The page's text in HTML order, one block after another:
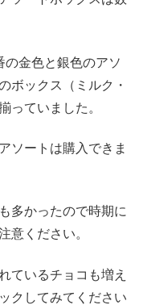
の金色と銀色のアソ
ボックス（ミルク・
っていました。
ソートは購入できま
多かったので時期に
意ください。
ているチョコも増え
クしてみてください